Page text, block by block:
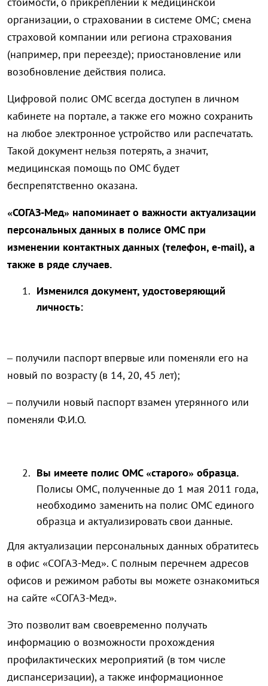
организации, о страховании в системе ОМС; смена
страховой компании или региона страхования
(например, при переезде); приостановление или
возобновление действия полиса.
Цифровой полис ОМС всегда доступен в личном
кабинете на портале, а также его можно сохранить
на любое электронное устройство или распечатать.
Такой документ нельзя потерять, а значит,
медицинская помощь по ОМС будет
беспрепятственно оказана.
«СОГАЗ-Мед» напоминает о важности актуализации
персональных данных в полисе ОМС при
изменении контактных данных (телефон, e-mail), а
также в ряде случаев.
Изменился документ, удостоверяющий
личность:
– получили паспорт впервые или поменяли его на
новый по возрасту (в 14, 20, 45 лет);
– получили новый паспорт взамен утерянного или
поменяли Ф.И.О.
Вы имеете полис ОМС «старого» образца.
Полисы ОМС, полученные до 1 мая 2011 года,
необходимо заменить на полис ОМС единого
образца и актуализировать свои данные.
Для актуализации персональных данных обратитесь
в офис «СОГАЗ-Мед». С полным перечнем адресов
офисов и режимом работы вы можете ознакомиться
на сайте «СОГАЗ-Мед».
Это позволит вам своевременно получать
информацию о возможности прохождения
профилактических мероприятий (в том числе
диспансеризации), а также информационное